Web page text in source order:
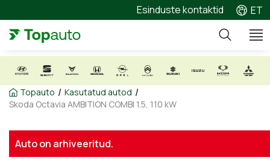
Esinduste kontaktid ET
Topauto / Kasutatud autod /
Skoda Octavia AMBITION COMBI 1.5, 110 kW
Auto on arhiveeritud.